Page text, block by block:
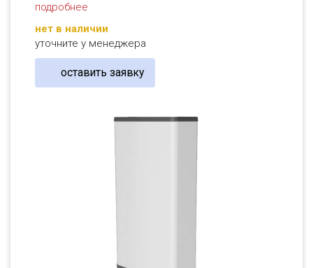
подробнее
нет в наличии
уточните у менеджера
оставить заявку